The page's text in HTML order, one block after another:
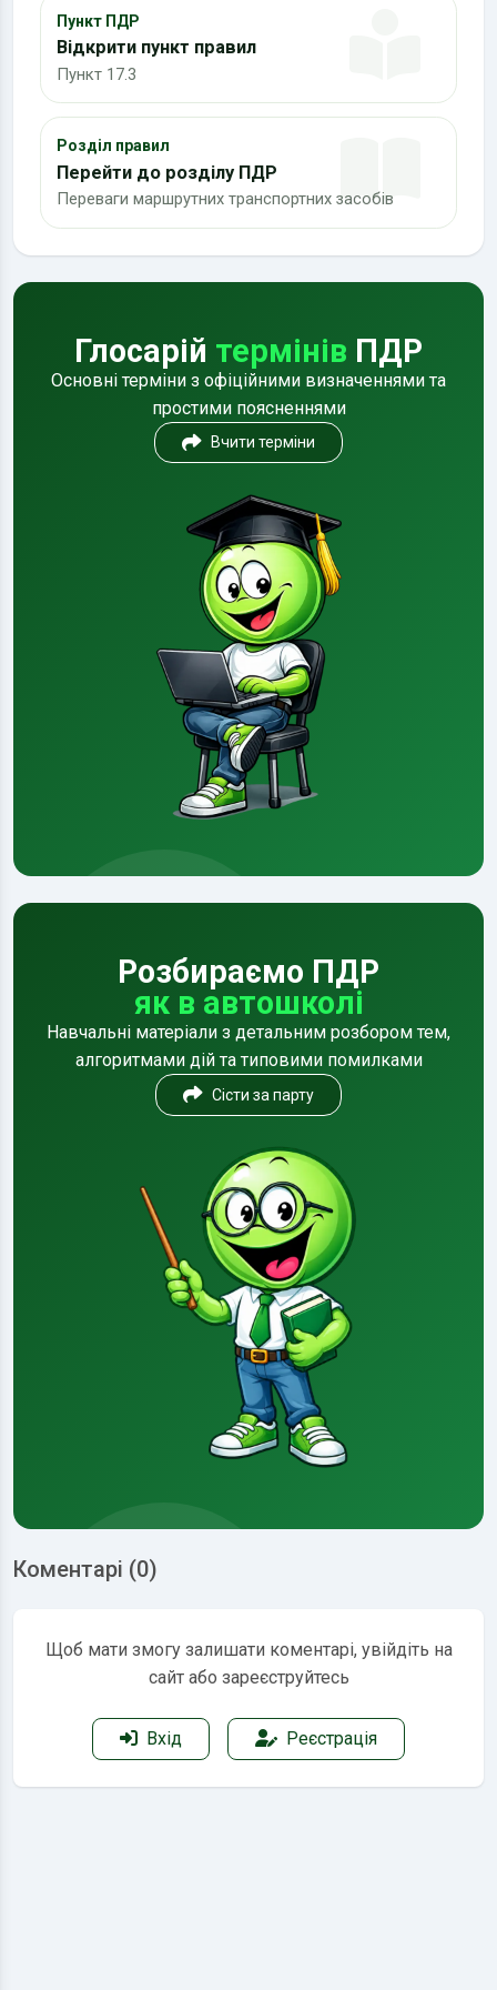
Пункт ПДР
Відкрити пункт правил
Пункт 17.3
Розділ правил
Перейти до розділу ПДР
Переваги маршрутних транспортних засобів
Глосарій термінів ПДР
Основні терміни з офіційними визначеннями та
простими поясненнями
Вчити терміни
Розбираємо ПДР
як в автошколі
Навчальні матеріали з детальним розбором тем,
алгоритмами дій та типовими помилками
Сісти за парту
Коментарі (0)
Щоб мати змогу залишати коментарі, увійдіть на
сайт або зареєструйтесь
Вхід Реєстрація